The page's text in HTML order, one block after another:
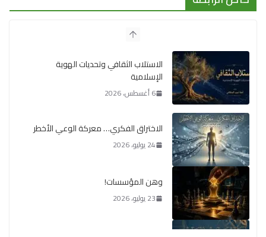
الاستلاب الثقافي وتحديات الهوية
الإسلامية
6 أغسطس، 2026
الاختراق الفكري… معركة الوعي الأخطر
24 يوليو، 2026
وهن المؤسسات!
23 يوليو، 2026